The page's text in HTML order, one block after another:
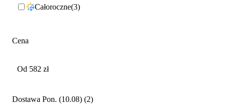
Całoroczne 3
Cena
Dostawa Pon. (10.08) 2